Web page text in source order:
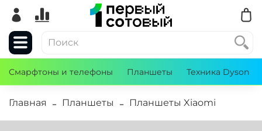
Смарфтоны и телефоны Планшеты Техника Dyson
Главная Планшеты Планшеты Xiaomi